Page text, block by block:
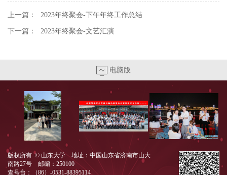
上一篇： 2023年终聚会-下午年终工作总结
下一篇： 2023年终聚会-文艺汇演
电脑版
版权所有 © 山东大学 地址：中国山东省济南市山大
南路27号 邮编：250100
查号台：（86）-0531-88395114